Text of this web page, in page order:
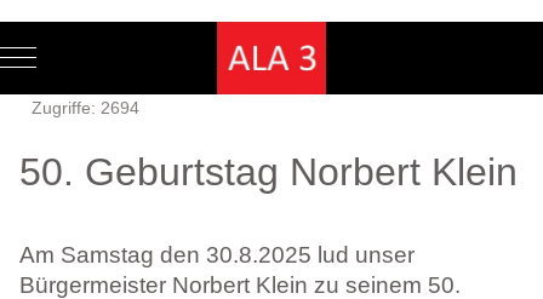
Mobile Menu Toggle
Zugriffe: 2694
50. Geburtstag Norbert Klein
Am Samstag den 30.8.2025 lud unser
Bürgermeister Norbert Klein zu seinem 50.